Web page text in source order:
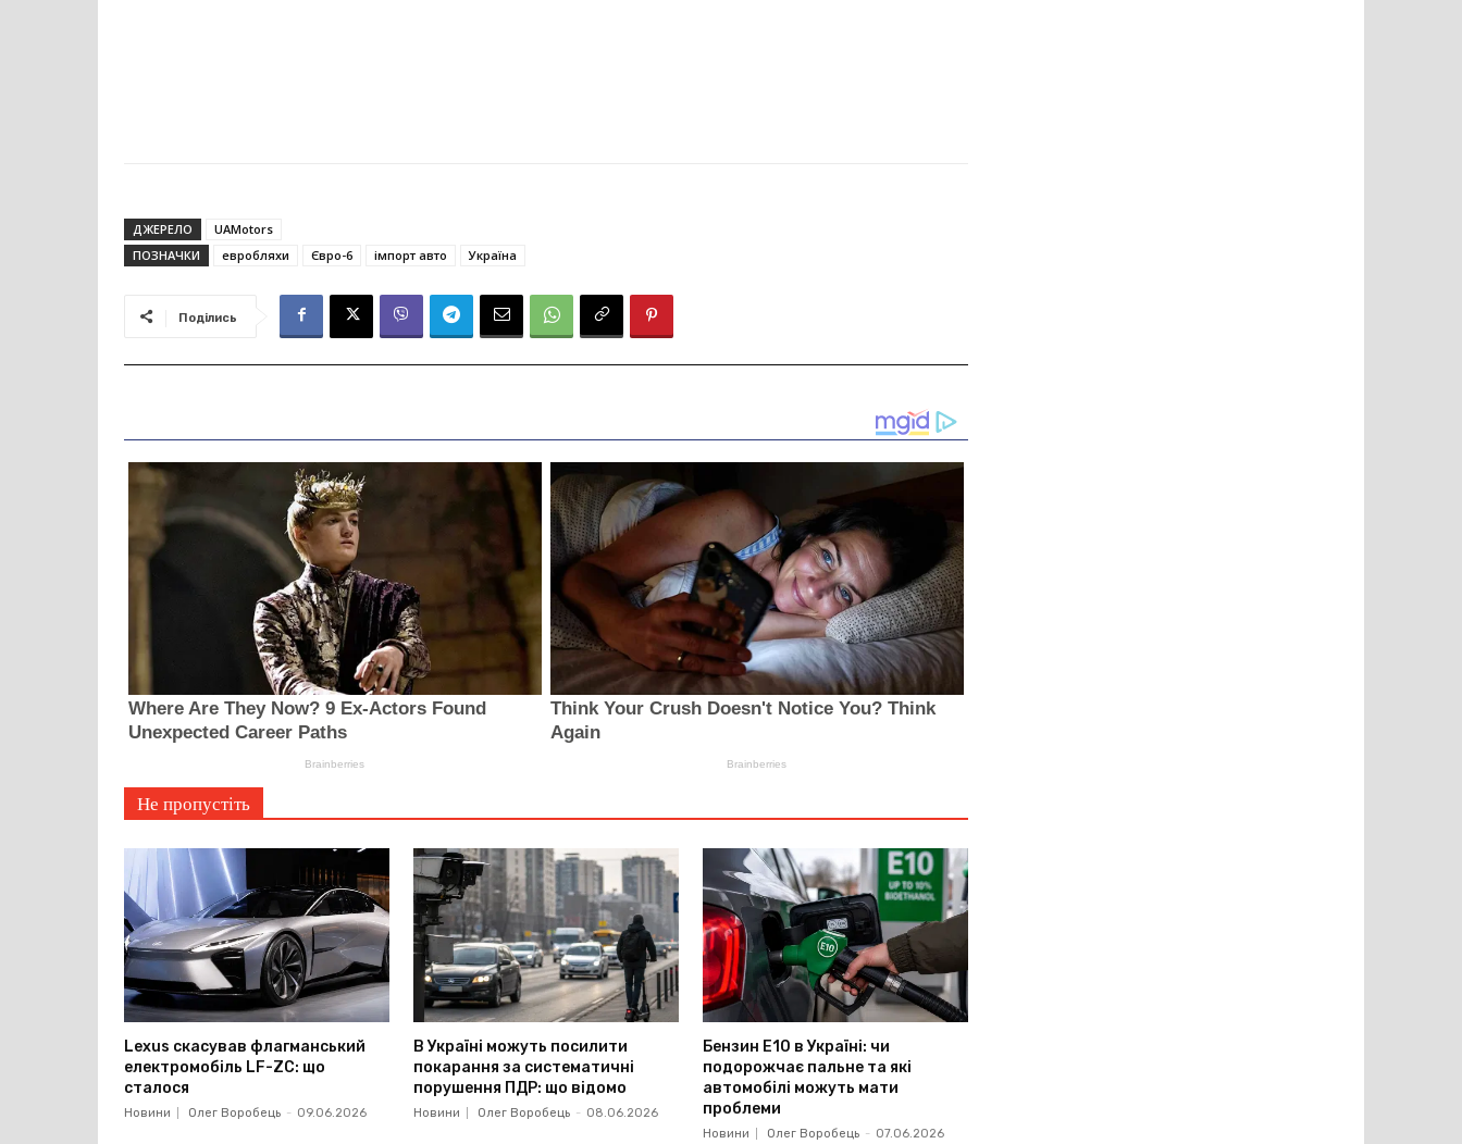
ДЖЕРЕЛО
UAMotors
ПОЗНАЧКИ
евробляхи Євро-6 імпорт авто Україна
Поділись
Не пропустіть
Lexus скасував флагманський
електромобіль LF-ZC: що
сталося
Новини Олег Воробець - 09.06.2026
В Україні можуть посилити
покарання за систематичні
порушення ПДР: що відомо
Новини Олег Воробець - 08.06.2026
Бензин Е10 в Україні: чи
подорожчає пальне та які
автомобілі можуть мати
проблеми
Новини Олег Воробець - 07.06.2026